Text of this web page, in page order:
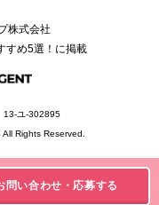
問い合わせ・応募する
株式会社
すめ5選！に掲載
ユ-302895
Rights Reserved.